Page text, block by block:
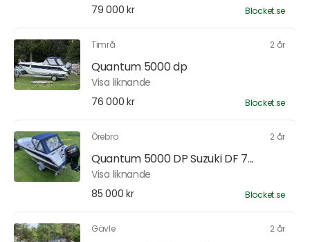
79 000 kr
Blocket.se
Timrå 2 år
Quantum 5000 dp
Visa liknande
76 000 kr
Blocket.se
Örebro 2 år
Quantum 5000 DP Suzuki DF 7...
Visa liknande
85 000 kr
Blocket.se
Gävle 2 år